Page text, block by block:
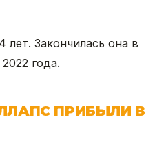
лет. Закончилась она в
года.
ПРИБЫЛИ В